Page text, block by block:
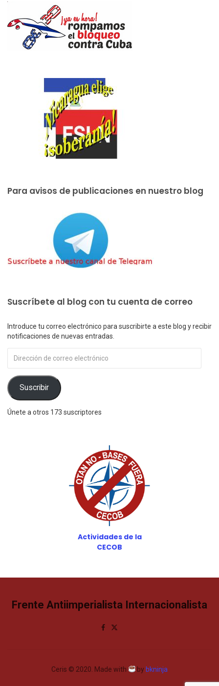
Para avisos de publicaciones en nuestro blog
Suscríbete al blog con tu cuenta de correo
Introduce tu correo electrónico para suscribirte a este blog y recibir
notificaciones de nuevas entradas.
de
correo
electrónico
Suscribir
Únete a otros 173 suscriptores
Actividades de la
CECOB
Frente Antiimperialista Internacionalista
Ceris © 2020. Made with by bkninja